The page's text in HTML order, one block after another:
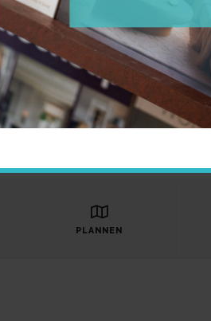
zolder verdieping bied 3
tot inkom & berging voor
inbegrepen in de prijs. Via
e-peil van < E20. Dit spaart
thuis batterij installeren om
PLANNEN